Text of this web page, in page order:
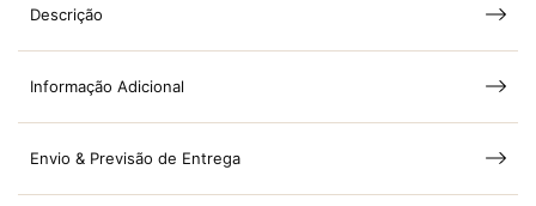
Descrição
Informação Adicional
Envio & Previsão de Entrega